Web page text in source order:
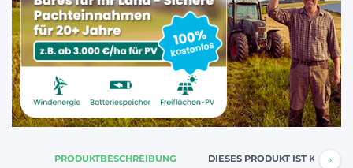
PRODUKTBESCHREIBUNG DIESES PRODUKT IST